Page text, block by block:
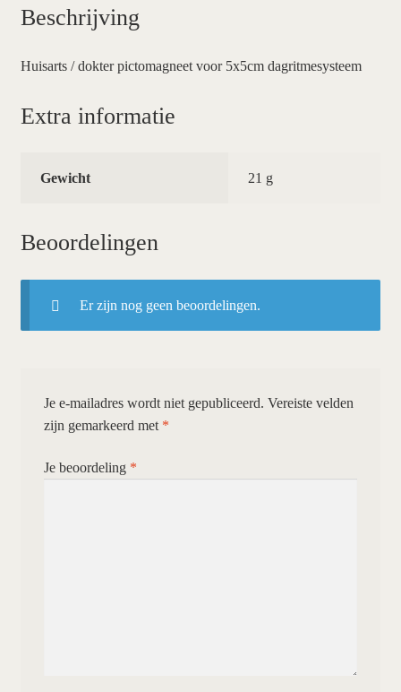
Beschrijving
Huisarts / dokter pictomagneet voor 5x5cm dagritmesysteem
Extra informatie
Gewicht 21 g
Beoordelingen
Er zijn nog geen beoordelingen.
Je e-mailadres wordt niet gepubliceerd. Vereiste velden
zijn gemarkeerd met *
Je beoordeling *